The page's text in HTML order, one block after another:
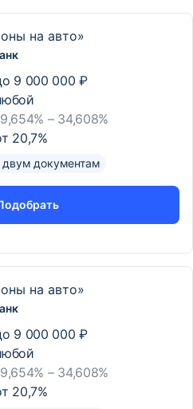
на авто»
9 000 000 ₽
– 34,608%
20,7%
двум документам
на авто»
9 000 000 ₽
– 34,608%
20,7%